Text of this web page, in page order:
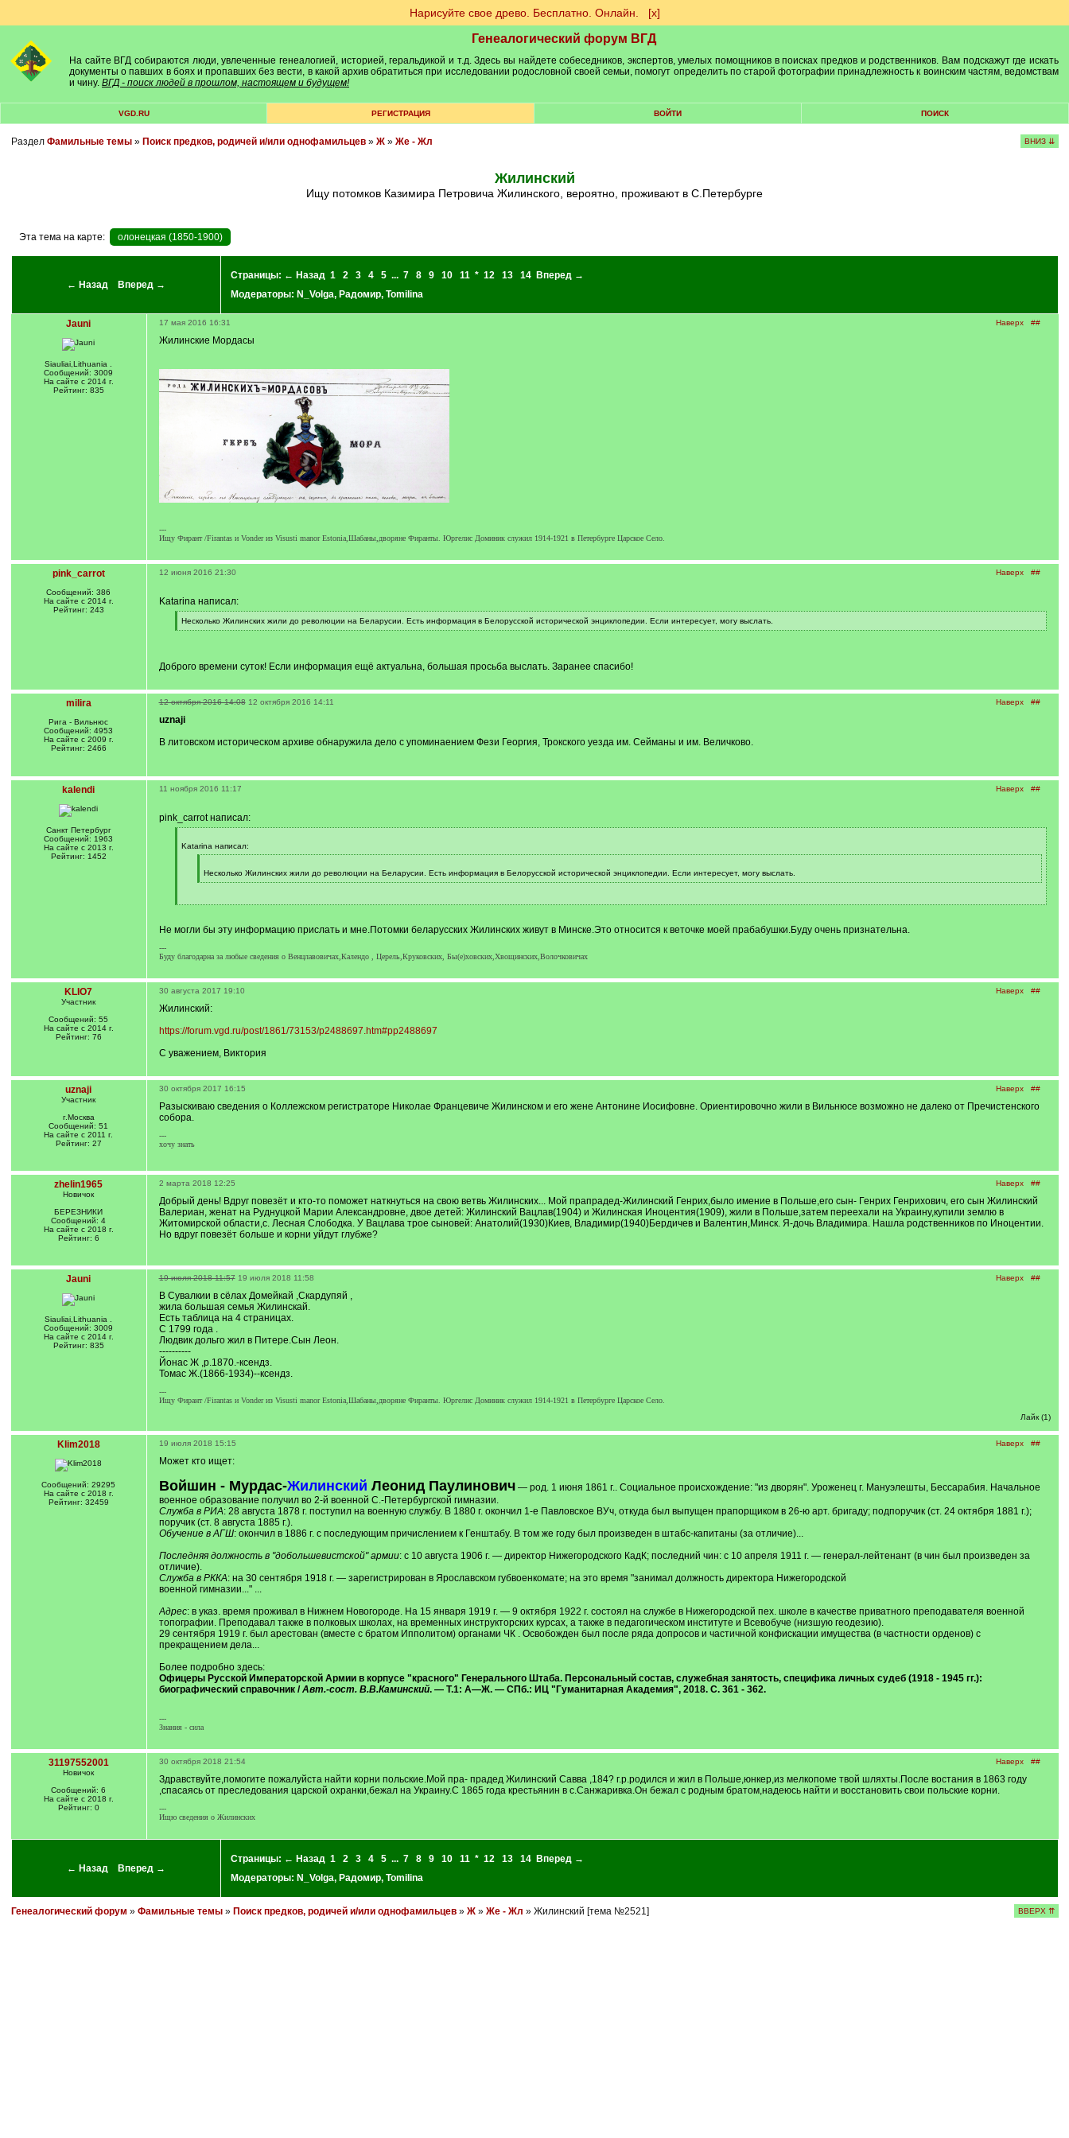
Нарисуйте свое древо. Бесплатно. Онлайн. [х]
Генеалогический форум ВГД
На сайте ВГД собираются люди, увлеченные генеалогией, историей, геральдикой и т.д. Здесь вы найдете собеседников, экспертов, умелых помощников в поисках предков и родственников. Вам подскажут где искать
документы о павших в боях и пропавших без вести, в какой архив обратиться при исследовании родословной своей семьи, помогут определить по старой фотографии принадлежность к воинским частям, ведомствам
и чину. ВГД - поиск людей в прошлом, настоящем и будущем!
VGD.RU РЕГИСТРАЦИЯ ВОЙТИ ПОИСК
Раздел Фамильные темы» Поиск предков, родичей и/или однофамильцев» Ж» Же - Жл ВНИЗ ⇊
Жилинский
Ищу потомков Казимира Петровича Жилинского, вероятно, проживают в С.Петербурге
Эта тема на карте: олонецкая (1850-1900)
← Назад Вперед →
Страницы: ← Назад 1 2 3 4 5 ... 7 8 9 10 11 * 12 13 14
Вперед →
Модераторы: N_Volga, Радомир, Tomilina
Jauni
Siauliai,Lithuania .
Сообщений: 3009
На сайте с 2014 г.
Рейтинг: 835
Наверх ##
17 мая 2016 16:31
Жилинские Мордасы
---
Ищу Фирант /Firantas и Vonder из Visusti manor Estonia,Шабаны,дворяне Фиранты. Юргелис Доминик служил 1914-1921 в Петербурге Царское Село.
pink_carrot
Сообщений: 386
На сайте с 2014 г.
Рейтинг: 243
Наверх ##
12 июня 2016 21:30
Katarina написал:
[
q
Несколько Жилинских жили до революции на Беларусии. Есть информация в Белорусской исторической энциклопедии. Если интересует, могу выслать.
[
Доброго времени суток! Если информация ещё актуальна, большая просьба выслать. Заранее спасибо!
milira
Рига - Вильнюс
Сообщений: 4953
На сайте с 2009 г.
Рейтинг: 2466
Наверх ##
12 октября 2016 14:08 12 октября 2016 14:11
uznaji
В литовском историческом архиве обнаружила дело с упоминаением Фези Георгия, Трокского уезда им. Сейманы и им. Величково.
kalendi
Санкт Петербург
Сообщений: 1963
На сайте с 2013 г.
Рейтинг: 1452
Наверх ##
11 ноября 2016 11:17
pink_carrot написал:
q
Katarina написал:
q
]
Несколько Жилинских жили до революции на Беларусии. Есть информация в Белорусской исторической энциклопедии. Если интересует, могу выслать.
[
]
[
]
Не могли бы эту информацию прислать и мне.Потомки беларусских Жилинских живут в Минске.Это относится к веточке моей прабабушки.Буду очень признательна.
---
Буду благодарна за любые сведения о Венцлавовичах,Календо , Церель,Круковских, Бы(е)ховских,Хвощинских,Волочковичах
KLIO7
Участник
Сообщений: 55
На сайте с 2014 г.
Рейтинг: 76
Наверх ##
30 августа 2017 19:10
Жилинский:
https://forum.vgd.ru/post/1861/73153/p2488697.htm#pp2488697
С уважением, Виктория
uznaji
Участник
г.Москва
Сообщений: 51
На сайте с 2011 г.
Рейтинг: 27
Наверх ##
30 октября 2017 16:15
Разыскиваю сведения о Коллежском регистраторе Николае Францевиче Жилинском и его жене Антонине Иосифовне. Ориентировочно жили в Вильнюсе возможно не далеко от Пречистенского
собора.
---
хочу знать
zhelin1965
Новичок
БЕРЕЗНИКИ
Сообщений: 4
На сайте с 2018 г.
Рейтинг: 6
Наверх ##
2 марта 2018 12:25
Добрый день! Вдруг повезёт и кто-то поможет наткнуться на свою ветвь Жилинских... Мой прапрадед-Жилинский Генрих,было имение в Польше,его сын- Генрих Генрихович, его сын Жилинский
Валериан, женат на Руднуцкой Марии Александровне, двое детей: Жилинский Вацлав(1904) и Жилинская Иноцентия(1909), жили в Польше,затем переехали на Украину,купили землю в
Житомирской области,с. Лесная Слободка. У Вацлава трое сыновей: Анатолий(1930)Киев, Владимир(1940)Бердичев и Валентин,Минск. Я-дочь Владимира. Нашла родственников по Иноцентии.
Но вдруг повезёт больше и корни уйдут глубже?
Jauni
Siauliai,Lithuania .
Сообщений: 3009
На сайте с 2014 г.
Рейтинг: 835
Наверх ##
19 июля 2018 11:57 19 июля 2018 11:58
В Сувалкии в сёлах Домейкай ,Скардупяй ,
жила большая семья Жилинскай.
Есть таблица на 4 страницах.
С 1799 года .
Людвик дольго жил в Питере.Сын Леон.
----------
Йонас Ж ,р.1870.-ксендз.
Томас Ж.(1866-1934)--ксендз.
---
Ищу Фирант /Firantas и Vonder из Visusti manor Estonia,Шабаны,дворяне Фиранты. Юргелис Доминик служил 1914-1921 в Петербурге Царское Село.
Лайк (1)
Klim2018
Сообщений: 29295
На сайте с 2018 г.
Рейтинг: 32459
Наверх ##
19 июля 2018 15:15
Может кто ищет:
Войшин - Мурдас-Жилинский Леонид Паулинович — род. 1 июня 1861 г.. Социальное происхождение: "из дворян". Уроженец г. Мануэлешты, Бессарабия. Начальное
военное образование получил во 2-й военной С.-Петербургской гимназии.
Служба в РИА: 28 августа 1878 г. поступил на военную службу. В 1880 г. окончил 1-е Павловское ВУч, откуда был выпущен прапорщиком в 26-ю арт. бригаду; подпоручик (ст. 24 октября 1881 г.);
поручик (ст. 8 августа 1885 г.).
Обучение в АГШ: окончил в 1886 г. с последующим причислением к Генштабу. В том же году был произведен в штабс-капитаны (за отличие)...
Последняя должность в "добольшевистской" армии: с 10 августа 1906 г. — директор Нижегородского КадК; последний чин: с 10 апреля 1911 г. — генерал-лейтенант (в чин был произведен за
отличие).
Служба в РККА: на 30 сентября 1918 г. — зарегистрирован в Ярославском губвоенкомате; на это время "занимал должность директора Нижегородской
военной гимназии..." ...
Адрес: в указ. время проживал в Нижнем Новогороде. На 15 января 1919 г. — 9 октября 1922 г. состоял на службе в Нижегородской пех. школе в качестве приватного преподавателя военной
топографии. Преподавал также в полковых школах, на временных инструкторских курсах, а также в педагогическом институте и Всевобуче (низшую геодезию).
29 сентября 1919 г. был арестован (вместе с братом Ипполитом) органами ЧК . Освобожден был после ряда допросов и частичной конфискации имущества (в частности орденов) с
прекращением дела...
Более подробно здесь:
Офицеры Русской Императорской Армии в корпусе "красного" Генерального Штаба. Персональный состав, служебная занятость, специфика личных судеб (1918 - 1945 гг.):
биографический справочник /Авт.-сост. В.В.Каминский. — Т.1: А—Ж. — СПб.: ИЦ "Гуманитарная Академия", 2018. С. 361 - 362.
---
Знания - сила
31197552001
Новичок
Сообщений: 6
На сайте с 2018 г.
Рейтинг: 0
Наверх ##
30 октября 2018 21:54
Здравствуйте,помогите пожалуйста найти корни польские.Мой пра- прадед Жилинский Савва ,184? г.р.родился и жил в Польше,юнкер,из мелкопоме твой шляхты.После востания в 1863 году
,спасаясь от преследования царской охранки,бежал на Украину.С 1865 года крестьянин в с.Санжаривка.Он бежал с родным братом,надеюсь найти и восстановить свои польские корни.
---
Ищю сведения о Жилинских
← Назад Вперед →
Страницы: ← Назад 1 2 3 4 5 ... 7 8 9 10 11 * 12 13 14
Вперед →
Модераторы: N_Volga, Радомир, Tomilina
Генеалогический форум » Фамильные темы» Поиск предков, родичей и/или однофамильцев» Ж» Же - Жл » Жилинский [тема №2521] ВВЕРХ ⇈